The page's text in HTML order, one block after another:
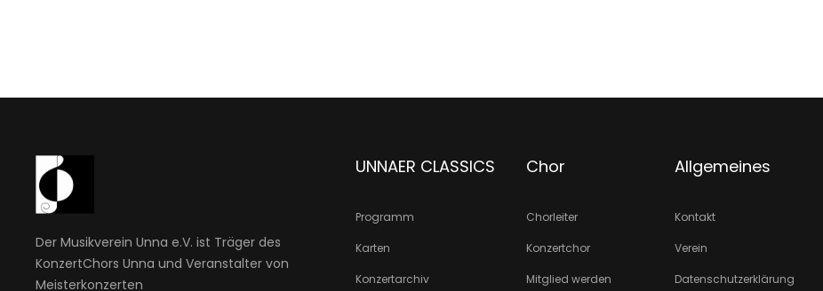
Der Musikverein Unna e.V. ist Träger des
KonzertChors Unna und Veranstalter von
Meisterkonzerten
UNNAER CLASSICS
Programm
Karten
Konzertarchiv
Chor
Chorleiter
Konzertchor
Mitglied werden
Allgemeines
Kontakt
Verein
Datenschutzerklärung